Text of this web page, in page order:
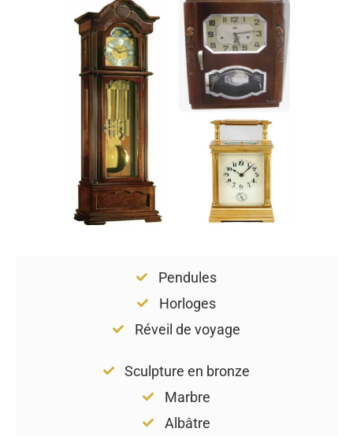
Pendules
Horloges
Réveil de voyage
Sculpture en bronze
Marbre
Albâtre